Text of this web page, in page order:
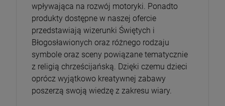
wpływająca na rozwój motoryki. Ponadto
produkty dostępne w naszej ofercie
przedstawiają wizerunki Świętych i
Błogosławionych oraz różnego rodzaju
symbole oraz sceny powiązane tematycznie
z religią chrześcijańską. Dzięki czemu dzieci
oprócz wyjątkowo kreatywnej zabawy
poszerzą swoją wiedzę z zakresu wiary.